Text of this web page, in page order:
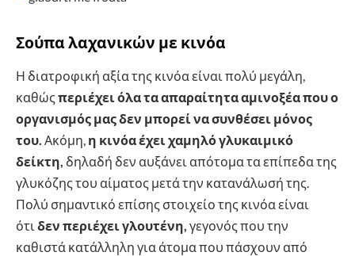
Σούπα λαχανικών με κινόα
Η διατροφική αξία της κινόα είναι πολύ μεγάλη,
καθώςπεριέχει όλα τα απαραίτητα αμινοξέα που ο
οργανισμός μας δεν μπορεί να συνθέσει μόνος
του. Ακόμη, η κινόα έχει χαμηλό γλυκαιμικό
δείκτη, δηλαδή δεν αυξάνει απότομα τα επίπεδα της
γλυκόζης του αίματος μετά την κατανάλωσή της.
Πολύ σημαντικό επίσης στοιχείο της κινόα είναι
ότι δεν περιέχει γλουτένη, γεγονός που την
καθιστά κατάλληλη για άτομα που πάσχουν από